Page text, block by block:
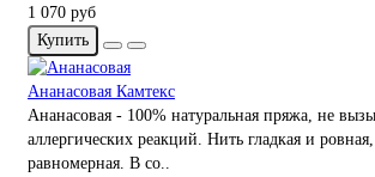
1 070 руб
Купить
Ананасовая Камтекс
Ананасовая - 100% натуральная пряжа, не
аллергических реакций. Нить гладкая и
равномерная. В со..